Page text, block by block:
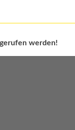
werden!